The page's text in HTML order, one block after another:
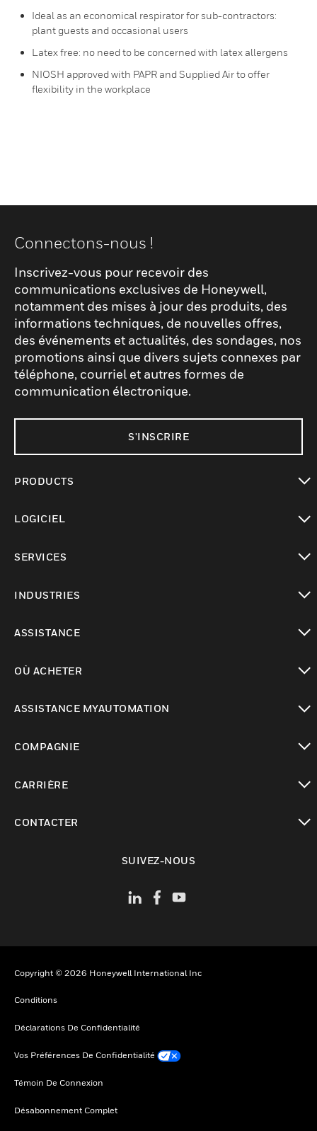
Ideal as an economical respirator for sub-contractors:
plant guests and occasional users
Latex free: no need to be concerned with latex allergens
NIOSH approved with PAPR and Supplied Air to offer
flexibility in the workplace
Connectons-nous !
Inscrivez-vous pour recevoir des
communications exclusives de Honeywell,
notamment des mises à jour des produits, des
informations techniques, de nouvelles offres,
des événements et actualités, des sondages, nos
promotions ainsi que divers sujets connexes par
téléphone, courriel et autres formes de
communication électronique.
S'INSCRIRE
PRODUCTS
LOGICIEL
SERVICES
INDUSTRIES
ASSISTANCE
OÙ ACHETER
ASSISTANCE MYAUTOMATION
COMPAGNIE
CARRIÈRE
CONTACTER
SUIVEZ-NOUS
Copyright © 2026 Honeywell International Inc
Conditions
Déclarations De Confidentialité
Vos Préférences De Confidentialité
Témoin De Connexion
Désabonnement Complet